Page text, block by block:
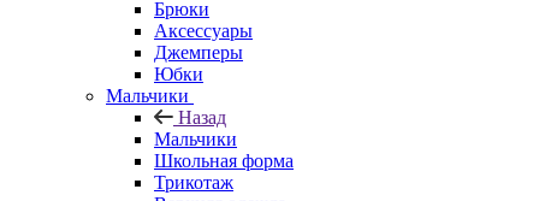
Брюки
Аксессуары
Джемперы
Юбки
Мальчики
Назад
Мальчики
Школьная форма
Трикотаж